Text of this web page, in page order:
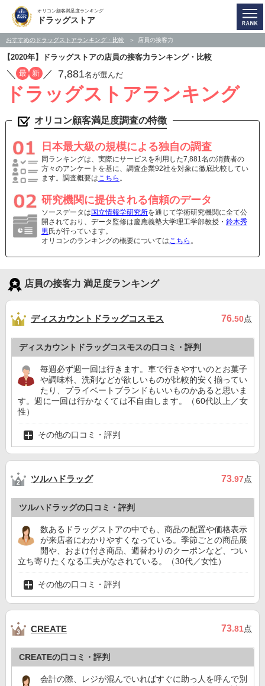
オリコン顧客満足度ランキング
ドラッグストア
おすすめのドラッグストアランキング・比較 店員の接客力
【2020年】ドラッグストアの店員の接客力ランキング・比較
／ 最 新 ／ 7,881名が選んだ
ドラッグストアランキング
オリコン顧客満足度調査の特徴
日本最大級の規模による独自の調査
同ランキングは、実際にサービスを利用した7,881名の消費者の
方々のアンケートを基に、調査企業92社を対象に徹底比較してい
ます。調査概要はこちら 。
研究機関に提供される信頼のデータ
ソースデータは 国立情報学研究所を通じて学術研究機関に全て公
開されており、データ監修は慶應義塾大学理工学部教授・ 鈴木秀
男 氏が行っています。
オリコンのランキングの概要についてはこちら 。
店員の接客力 満足度ランキング
ディスカウントドラッグコスモス 76.50点
ディスカウントドラッグコスモスの口コミ・評判
毎週必ず週一回は行きます。車で行きやすいのとお菓子
や調味料、洗剤などが欲しいものが比較的安く揃ってい
たり、プライベートブランドもいいものかあると思いま
す。週に一回は行かなくては不自由します。（60代以上／女
性）
その他の口コミ・評判
ツルハドラッグ 73.97点
ツルハドラッグの口コミ・評判
数あるドラッグストアの中でも、商品の配置や価格表示
が来店者にわかりやすくなっている。季節ごとの商品展
開や、おまけ付き商品、週替わりのクーポンなど、つい
立ち寄りたくなる工夫がなされている。（30代／女性）
その他の口コミ・評判
CREATE 73.81点
CREATEの口コミ・評判
会計の際、レジが混んでいればすぐに助っ人を呼んで別